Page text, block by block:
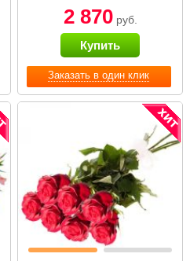
Заказать в один клик
2 870руб.
Купить